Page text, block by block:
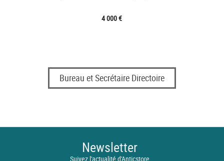
4 000 €
Bureau et Secrétaire Directoire
Newsletter
Suivez l'actualité d'Anticstore